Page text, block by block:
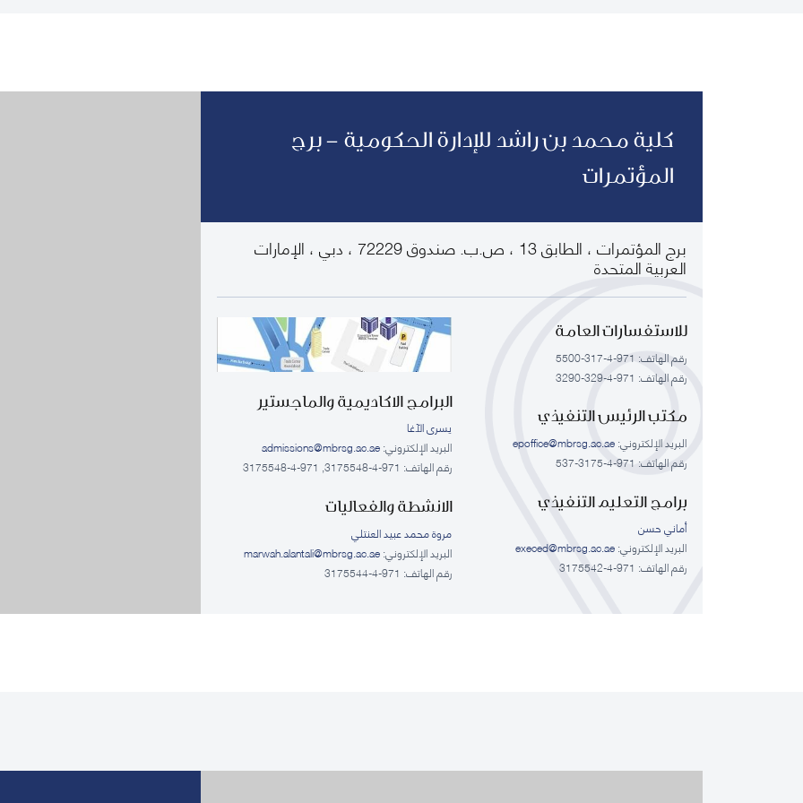
كلية محمد بن راشد للإدارة الحكومية - برج
المؤتمرات
برج المؤتمرات ، الطابق 13 ، ص.ب. صندوق 72229 ، دبي ، الإمارات
العربية المتحدة
للاستفسارات العامة
رقم الهاتف: 971-4-317-5500
رقم الهاتف: 971-4-329-3290
مكتب الرئيس التنفيذي
البريد الإلكتروني:epoffice@mbrsg.ac.ae
رقم الهاتف: 971-4-3175-537
برامج التعليم التنفيذي
أماني حسن
البريد الإلكتروني:execed@mbrsg.ac.ae
رقم الهاتف: 971-4-3175542
البرامج الاكاديمية والماجستير
يسرى الآغا
البريد الإلكتروني:admissions@mbrsg.ac.ae
رقم الهاتف: 971-4-3175548, 971-4-3175548
الانشطة والفعاليات
مروة محمد عبيد العنتلي
البريد الإلكتروني:marwah.alantali@mbrsg.ac.ae​
رقم الهاتف: 971-4-3175544